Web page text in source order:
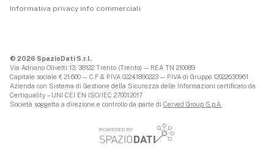
Informativa privacy info commerciali
© 2026 SpazioDati S.r.l.
Via Adriano Olivetti 13, 38122 Trento (Trento) — REA TN 210089
Capitale sociale € 21.600 — C.F & P.IVA 02241890223 — P.IVA di Gruppo 12022630961
Azienda con Sistema di Gestione della Sicurezza delle Informazioni certificato da
Certiquality – UNI CEI EN ISO/IEC 27001:2017
Società soggetta a direzione e controllo da parte di Cerved Group S.p.A.